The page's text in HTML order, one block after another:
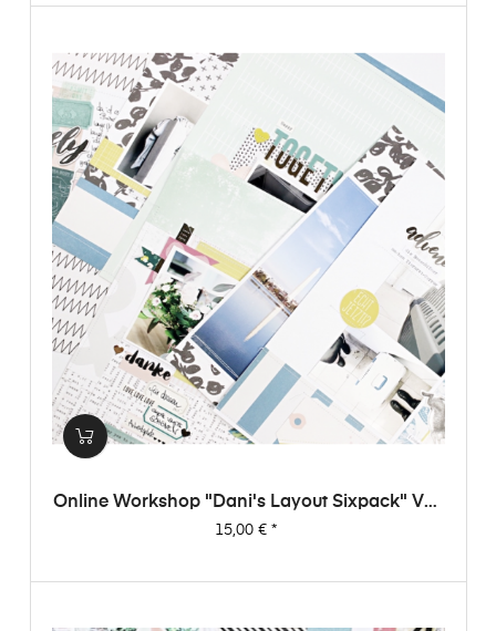
Online Workshop "Dani's Layout Sixpack" Vol.
3
Preis
15,00 €*